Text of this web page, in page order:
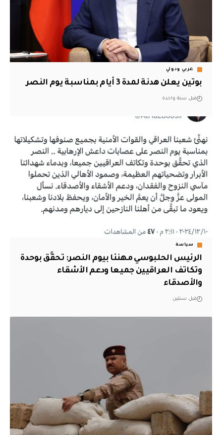
عربي ودولي
بوتين يعلن هدنة لمدة 3 أيام بمناسبة يوم النصر
قبل سنة واحدة
سياسة
الرئيس الحلبوسي مهنئا بيوم النصر: تحقَّق بوحدة
وتكاتف العراقيين جميعا ودعم الأشقاء
والأصدقاء
قبل سنتين